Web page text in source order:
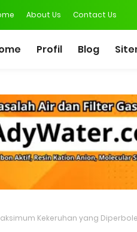
About Us Contact Us
Profil Blog
Kekeruhan yang